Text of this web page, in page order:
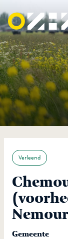
Verleend
Gemeente